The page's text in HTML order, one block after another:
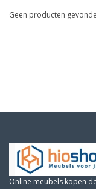
Geen producten
Online meubels kopen